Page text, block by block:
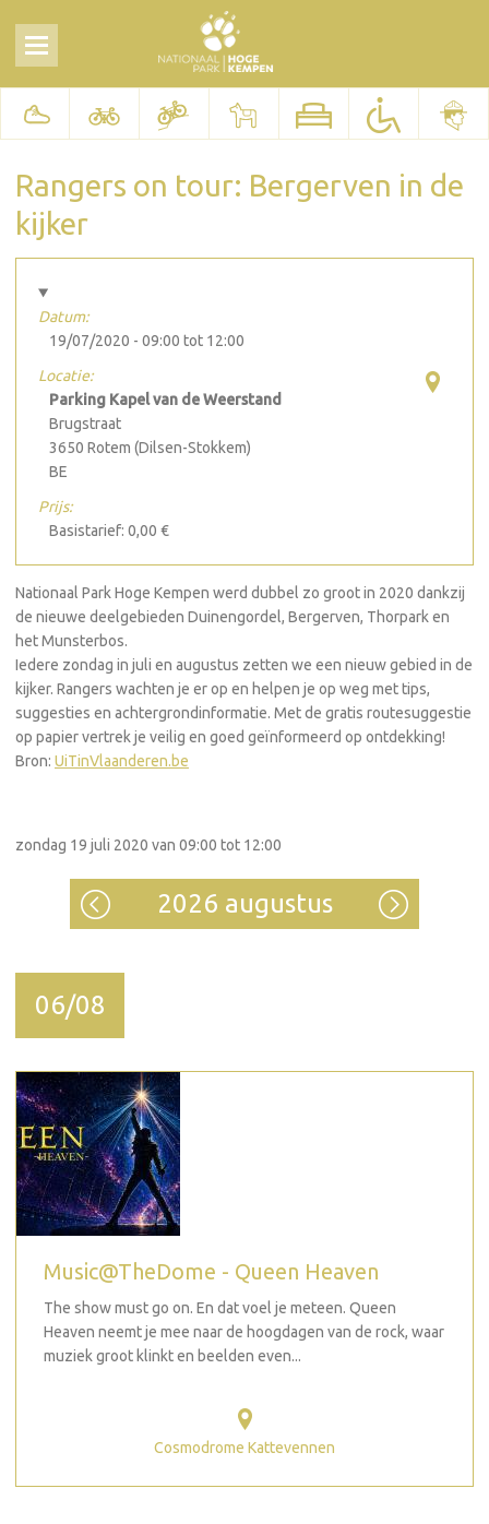
Rangers on tour: Bergerven in de
kijker
Datum:
19/07/2020 - 09:00 tot 12:00
Locatie:
Parking Kapel van de Weerstand
Brugstraat
3650 Rotem (Dilsen-Stokkem)
BE
Prijs:
Basistarief: 0,00 €
Nationaal Park Hoge Kempen werd dubbel zo groot in 2020 dankzij
de nieuwe deelgebieden Duinengordel, Bergerven, Thorpark en
het Munsterbos.
Iedere zondag in juli en augustus zetten we een nieuw gebied in de
kijker. Rangers wachten je er op en helpen je op weg met tips,
suggesties en achtergrondinformatie. Met de gratis routesuggestie
op papier vertrek je veilig en goed geïnformeerd op ontdekking!
Bron: UiTinVlaanderen.be
zondag 19 juli 2020 van 09:00 tot 12:00
2026 augustus
06/08
Music@TheDome - Queen Heaven
The show must go on. En dat voel je meteen. Queen
Heaven neemt je mee naar de hoogdagen van de rock, waar
muziek groot klinkt en beelden even...
Cosmodrome Kattevennen